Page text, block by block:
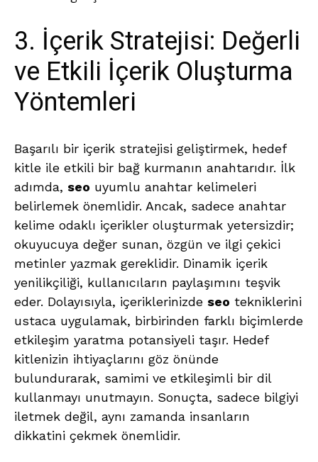
3. İçerik Stratejisi: Değerli
ve Etkili İçerik Oluşturma
Yöntemleri
Başarılı bir içerik stratejisi geliştirmek, hedef
kitle ile etkili bir bağ kurmanın anahtarıdır. İlk
adımda, seo uyumlu anahtar kelimeleri
belirlemek önemlidir. Ancak, sadece anahtar
kelime odaklı içerikler oluşturmak yetersizdir;
okuyucuya değer sunan, özgün ve ilgi çekici
metinler yazmak gereklidir. Dinamik içerik
yenilikçiliği, kullanıcıların paylaşımını teşvik
eder. Dolayısıyla, içeriklerinizde seo tekniklerini
ustaca uygulamak, birbirinden farklı biçimlerde
etkileşim yaratma potansiyeli taşır. Hedef
kitlenizin ihtiyaçlarını göz önünde
bulundurarak, samimi ve etkileşimli bir dil
kullanmayı unutmayın. Sonuçta, sadece bilgiyi
iletmek değil, aynı zamanda insanların
dikkatini çekmek önemlidir.